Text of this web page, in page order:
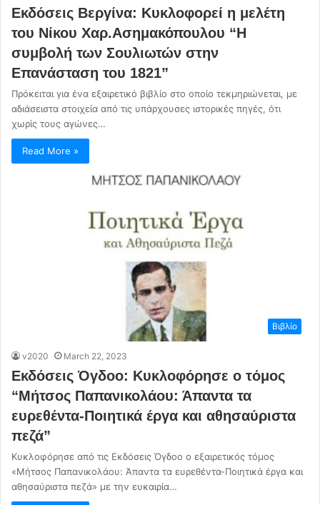
Εκδόσεις Βεργίνα: Κυκλοφορεί η μελέτη
του Νίκου Χαρ.Ασημακόπουλου “Η
συμβολή των Σουλιωτών στην
Επανάσταση του 1821”
Πρόκειται για ένα εξαιρετικό βιβλίο στο οποίο τεκμηριώνεται, με
αδιάσειστα στοιχεία από τις υπάρχουσες ιστορικές πηγές, ότι
χωρίς τους αγώνες…
Read More »
Βιβλίο
v2020 March 22, 2023
Εκδόσεις Όγδοο: Κυκλοφόρησε ο τόμος
“Μήτσος Παπανικολάου: Άπαντα τα
ευρεθέντα-Ποιητικά έργα και αθησαύριστα
πεζά”
Κυκλοφόρησε από τις Εκδόσεις Όγδοο ο εξαιρετικός τόμος
«Μήτσος Παπανικολάου: Άπαντα τα ευρεθέντα-Ποιητικά έργα και
αθησαύριστα πεζά» με την ευκαιρία…